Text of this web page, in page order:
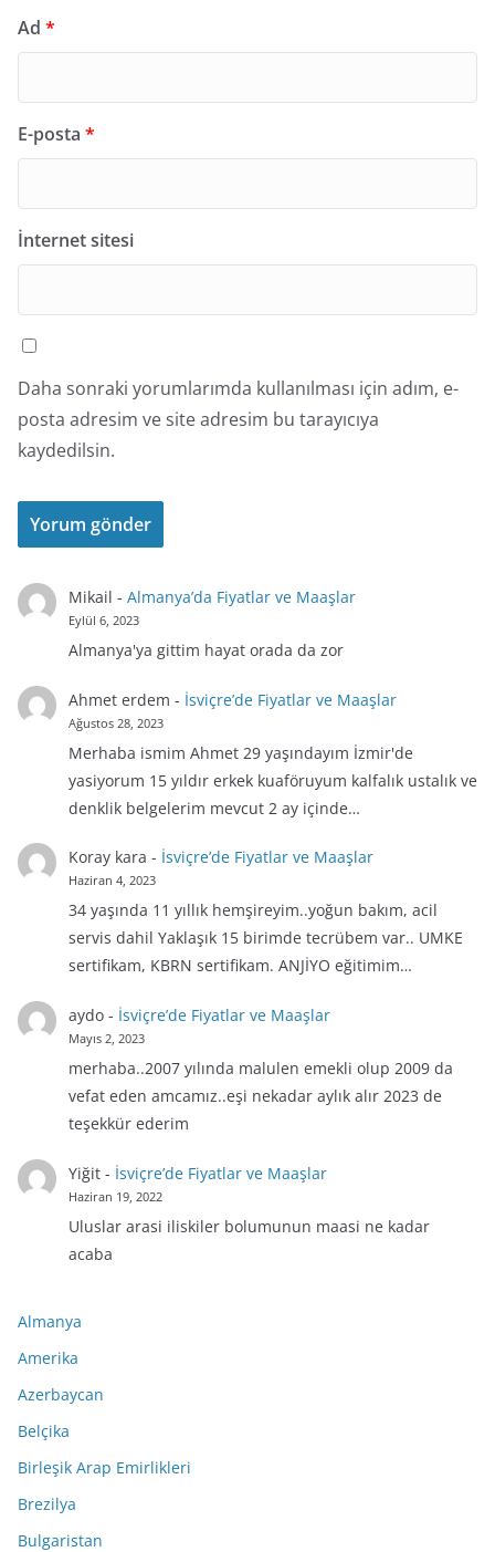
Ad *
E-posta *
İnternet sitesi
Daha sonraki yorumlarımda kullanılması için adım, e-
posta adresim ve site adresim bu tarayıcıya
kaydedilsin.
Mikail - Almanya’da Fiyatlar ve Maaşlar
Eylül 6, 2023
Almanya'ya gittim hayat orada da zor
Ahmet erdem - İsviçre’de Fiyatlar ve Maaşlar
Ağustos 28, 2023
Merhaba ismim Ahmet 29 yaşındayım İzmir'de
yasiyorum 15 yıldır erkek kuaföruyum kalfalık ustalık ve
denklik belgelerim mevcut 2 ay içinde…
Koray kara - İsviçre’de Fiyatlar ve Maaşlar
Haziran 4, 2023
34 yaşında 11 yıllık hemşireyim..yoğun bakım, acil
servis dahil Yaklaşık 15 birimde tecrübem var.. UMKE
sertifikam, KBRN sertifikam. ANJİYO eğitimim…
aydo- İsviçre’de Fiyatlar ve Maaşlar
Mayıs 2, 2023
merhaba..2007 yılında malulen emekli olup 2009 da
vefat eden amcamız..eşi nekadar aylık alır 2023 de
teşekkür ederim
Yiğit- İsviçre’de Fiyatlar ve Maaşlar
Haziran 19, 2022
Uluslar arasi iliskiler bolumunun maasi ne kadar
acaba
Almanya
Amerika
Azerbaycan
Belçika
Birleşik Arap Emirlikleri
Brezilya
Bulgaristan